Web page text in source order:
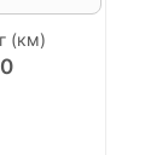
(км)